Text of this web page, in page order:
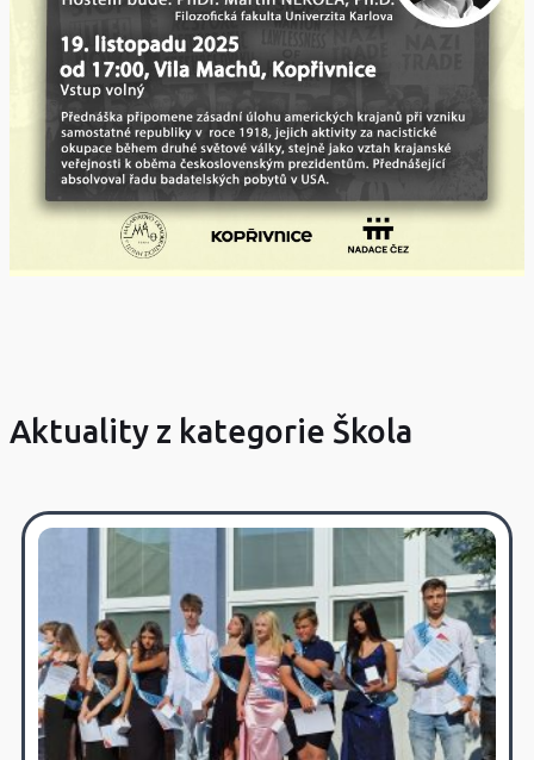
Aktuality z kategorie Škola